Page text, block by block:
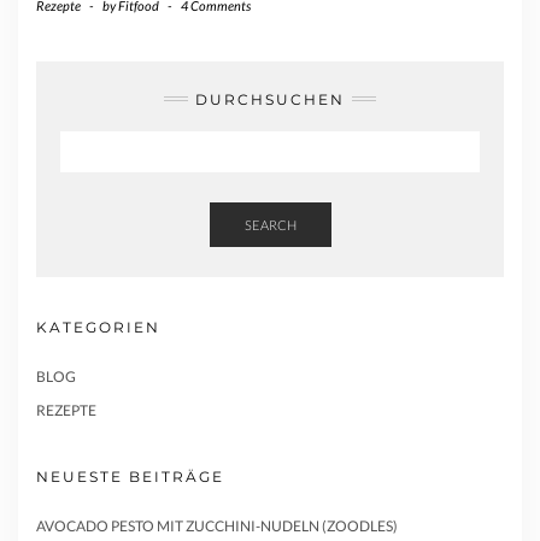
Rezepte - byFitfood - 4 Comments
DURCHSUCHEN
SEARCH
KATEGORIEN
BLOG
REZEPTE
NEUESTE BEITRÄGE
AVOCADO PESTO MIT ZUCCHINI-NUDELN (ZOODLES)